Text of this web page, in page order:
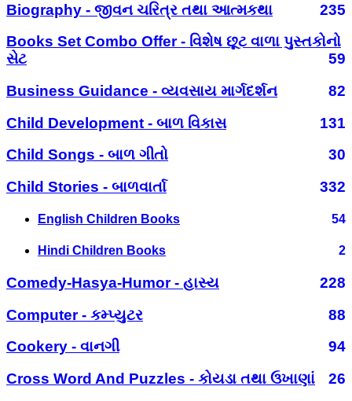
Biography - જીવન ચરિત્ર તથા આત્મકથા
235
Books Set Combo Offer - વિશેષ છૂટ વાળા પુસ્તકોનો
સેટ
59
Business Guidance - વ્યવસાય માર્ગદર્શન
82
Child Development - બાળ વિકાસ
131
Child Songs - બાળ ગીતો
30
Child Stories - બાળવાર્તા
332
English Children Books 54
Hindi Children Books 2
Comedy-Hasya-Humor - હાસ્ય
228
Computer - કમ્પ્યુટર
88
Cookery - વાનગી
94
Cross Word And Puzzles - કોયડા તથા ઉખાણાં
26